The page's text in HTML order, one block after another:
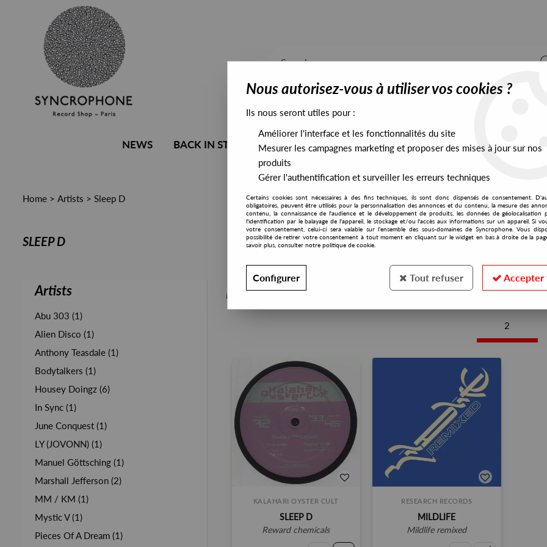
NEWS BACK IN STOCK ALL STOCK EXCLUSIVES PRESALES EXCLUSIVES
Home > Artists > Sleep D
SLEEP D
Artists
Abu 303 (1)
Alien Disco (1)
Anthony Teasdale (1)
Bodytalkers (1)
Housey Doingz (6)
In Sync (1)
June Conquest (1)
LY (JOVONN) (1)
Manuel Göttsching (1)
Marshall Jefferson (2)
MM / KM (1)
Mystic V (1)
Pieces Of A Dream (1)
PRESALES EXCLUSIVES
2
KALAHARI OYSTER CULT
SLEEP D
reward chemicals
RESEARCH RECORDS
MILDLIFE
mildlife remixed
Nous autorisez-vous à utiliser vos cookies ?
Ils nous seront utiles pour :
Améliorer l'interface et les fonctionnalités du site
Mesurer les campagnes marketing et proposer des mises à jour sur nos
produits
Gérer l'authentification et surveiller les erreurs techniques
Certains cookies sont nécessaires à des fins techniques, ils sont donc dispensés de consentement.
obligatoires, peuvent être utilisés pour la personnalisation des annonces et du contenu, la mesure des
contenu, la connaissance de l'audience et le développement de produits, les données de géolocalisation
l'identification par le balayage de l'appareil, le stockage et/ou l'accès aux informations sur un appareil. Si
votre consentement, celui-ci sera valable sur l’ensemble des sous-domaines de Syncrophone. Vous
possibilité de retirer votre consentement à tout moment en cliquant sur le widget en bas à droite de la
savoir plus, consulter notre politique de cookie.
Configurer Tout refuser Accepter